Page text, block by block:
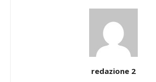
redazione 2